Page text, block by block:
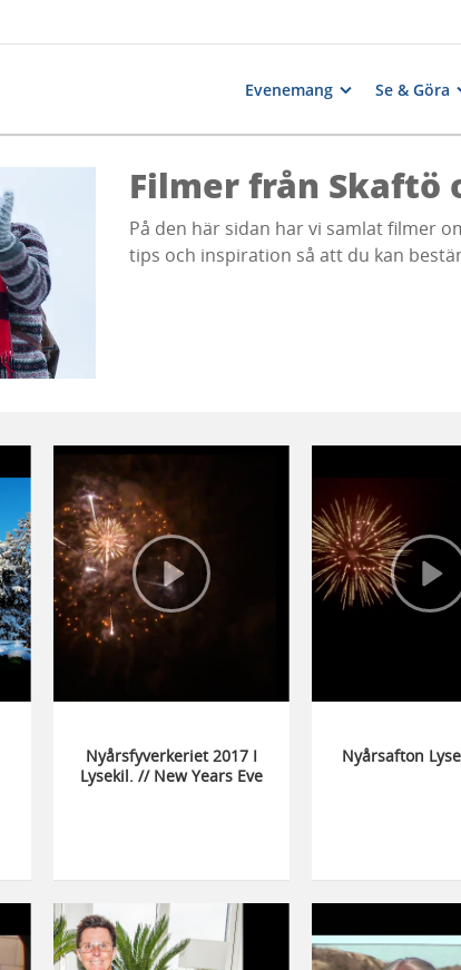
Evenemang Se & Göra
Filmer från Skaftö
På den här sidan har vi samlat filmer
tips och inspiration så att du kan
Nyårsfyverkeriet 2017 I
Lysekil. // New Years Eve
Nyårsafton